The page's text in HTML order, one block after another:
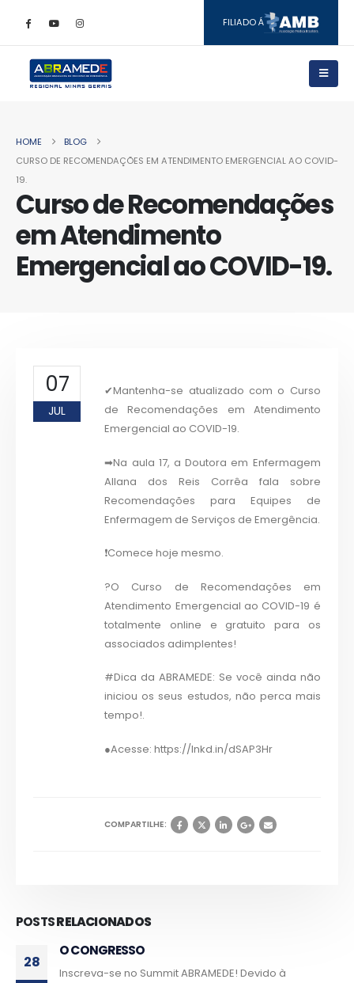
FILIADO Á
HOME
BLOG
CURSO DE RECOMENDAÇÕES EM ATENDIMENTO EMERGENCIAL AO COVID-
19.
Curso de Recomendações
em Atendimento
Emergencial ao COVID-19.
07
JUL
✔Mantenha-se atualizado com o Curso
de Recomendações em Atendimento
Emergencial ao COVID-19.
➡Na aula 17, a Doutora em Enfermagem
Allana dos Reis Corrêa fala sobre
Recomendações para Equipes de
Enfermagem de Serviços de Emergência.
❗Comece hoje mesmo.
?O Curso de Recomendações em
Atendimento Emergencial ao COVID-19 é
totalmente online e gratuito para os
associados adimplentes!
#Dica da ABRAMEDE: Se você ainda não
iniciou os seus estudos, não perca mais
tempo!.
●Acesse: https://lnkd.in/dSAP3Hr
COMPARTILHE:
POSTSRELACIONADOS
O CONGRESSO
Inscreva-se no Summit ABRAMEDE! Devido à